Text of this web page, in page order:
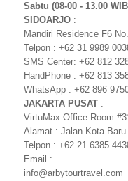
Sabtu (08-00 - 13.00
SIDOARJO :
Mandiri Residence F6
Telpon : +62 31 9989
SMS Center: +62 812
HandPhone : +62 813
WhatsApp : +62 896
JAKARTA PUSAT :
VirtuMax Office Room
Alamat : Jalan Kota
Telpon : +62 21 6385
Email :
info@arbytourtravel.com